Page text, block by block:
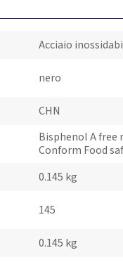
Acciaio
nero
CHN
Bisphenol A free
Conform Food
0.145 kg
145
0.145 kg